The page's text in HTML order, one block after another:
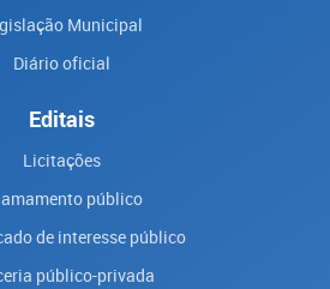
Municipal
Diário oficial
Editais
Licitações
público
de interesse público
público-privada